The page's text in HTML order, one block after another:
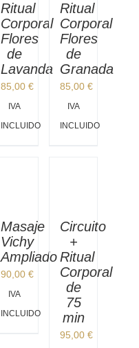
Ritual
Corporal
Flores
de
Lavanda
85,00€
IVA
INCLUIDO
Ritual
Corporal
Flores
de
Granada
85,00€
IVA
INCLUIDO
Masaje
Vichy
Ampliado
90,00€
IVA
INCLUIDO
Circuito
+
Ritual
Corporal
de
75
min
95,00€